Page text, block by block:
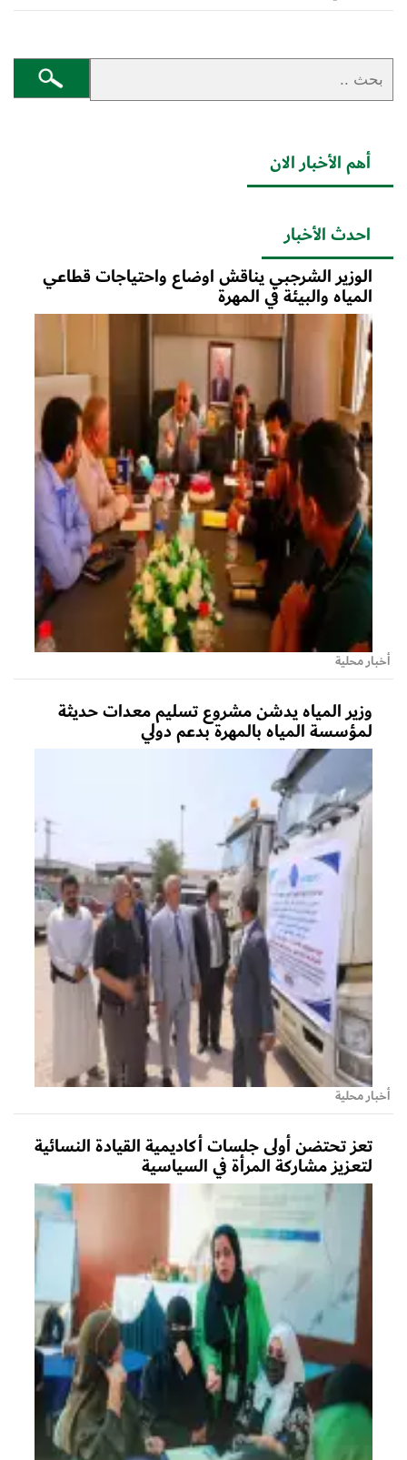
أهم الأخبار الان
احدث الأخبار
الوزير الشرجبي يناقش اوضاع واحتياجات قطاعي
المياه والبيئة في المهرة
أخبار محلية
وزير المياه يدشن مشروع تسليم معدات حديثة
لمؤسسة المياه بالمهرة بدعم دولي
أخبار محلية
تعز تحتضن أولى جلسات أكاديمية القيادة النسائية
لتعزيز مشاركة المرأة في السياسية